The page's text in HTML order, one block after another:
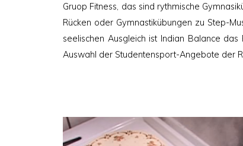
Gruop Fitness, das sind rythmische
Rücken oder Gymnastikübungen zu Step-
seelischen Ausgleich ist Indian Balance
Auswahl der Studentensport-Angebote der